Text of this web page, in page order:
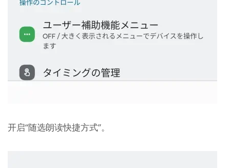
开启“随选朗读快捷方式”。